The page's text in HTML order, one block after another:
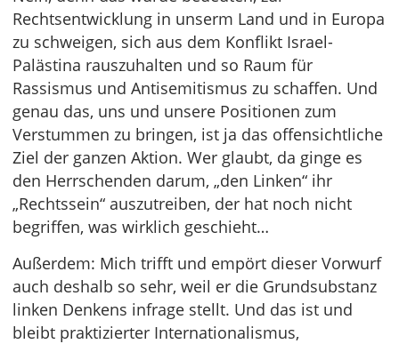
Rechtsentwicklung in unserm Land und in Europa
zu schweigen, sich aus dem Konflikt Israel-
Palästina rauszuhalten und so Raum für
Rassismus und Antisemitismus zu schaffen. Und
genau das, uns und unsere Positionen zum
Verstummen zu bringen, ist ja das offensichtliche
Ziel der ganzen Aktion. Wer glaubt, da ginge es
den Herrschenden darum, „den Linken“ ihr
„Rechtssein“ auszutreiben, der hat noch nicht
begriffen, was wirklich geschieht…
Außerdem: Mich trifft und empört dieser Vorwurf
auch deshalb so sehr, weil er die Grundsubstanz
linken Denkens infrage stellt. Und das ist und
bleibt praktizierter Internationalismus,